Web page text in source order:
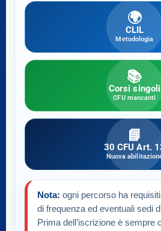
🌍
CLIL
Metodologia
📚
Corsi singoli
CFU mancanti
📘
30 CFU Art.
Nuova
Nota: ogni percorso ha
di frequenza ed eventuali sedi
Prima dell’iscrizione è sempre